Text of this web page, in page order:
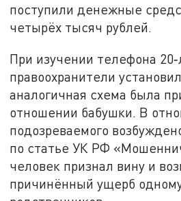
поступили денежные
четырёх тысяч рублей.
При изучении телефона
правоохранители
аналогичная схема была
отношении бабушки. В
подозреваемого
по статье УК РФ
человек признал вину и
причинённый ущерб